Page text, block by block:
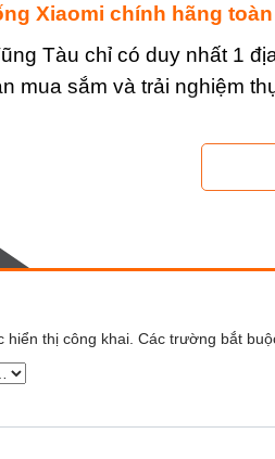
Xiaomi chính hãng
Tàu chỉ có duy nhất 1
mua sắm và trải nghiệm
hàng sẽ nhận được
hiển thị công khai. Các trường bắt